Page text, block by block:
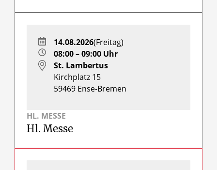
HL. MESSE
Hl. Messe
14.08.2026(Freitag)
08:00 – 09:00 Uhr
St. Lambertus
Kirchplatz 15
59469 Ense-Bremen